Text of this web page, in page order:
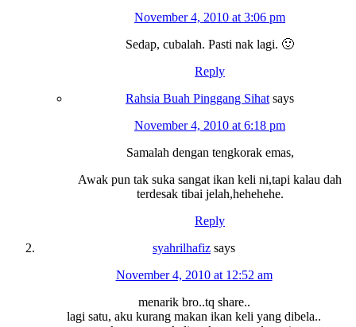
November 4, 2010 at 3:06 pm
Sedap, cubalah. Pasti nak lagi. 🙂
Reply
Rahsia Buah Pinggang Sihat says
November 4, 2010 at 6:18 pm
Samalah dengan tengkorak emas,
Awak pun tak suka sangat ikan keli ni,tapi kalau dah
terdesak tibai jelah,hehehehe.
Reply
syahrilhafiz says
November 4, 2010 at 12:52 am
menarik bro..tq share..
lagi satu, aku kurang makan ikan keli yang dibela..